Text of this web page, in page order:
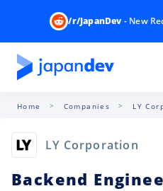
/r/JapanDev- New
Home Companies LY
LY Corporation
Backend